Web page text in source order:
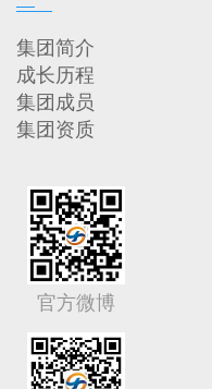
集团简介
成长历程
集团成员
集团资质
官方微博